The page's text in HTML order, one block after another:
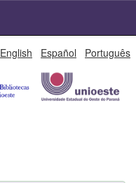
English Español Português